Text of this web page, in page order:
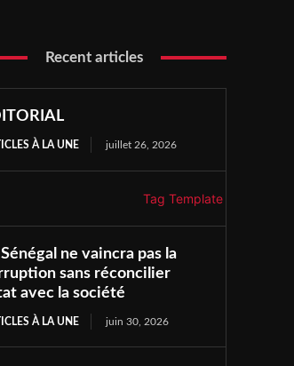
Recent articles
À LA UNE juillet 26, 2026
Sénégal ne vaincra pas la
sans réconcilier
avec la société
À LA UNE juin 30, 2026